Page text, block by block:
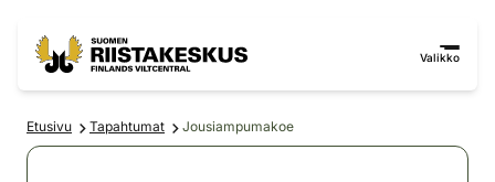
Valikko
Etusivu Tapahtumat Jousiampumakoe